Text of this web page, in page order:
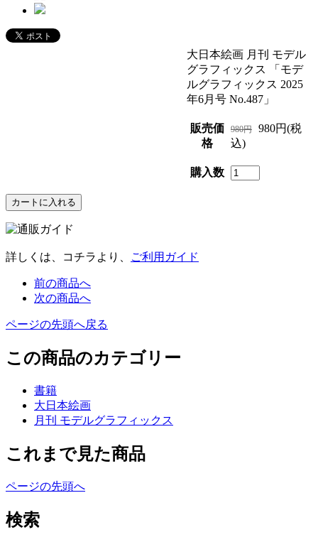
大日本絵画 月刊 モデル
グラフィックス 「モデ
ルグラフィックス 2025
年6月号 No.487」
販売価
格
980円
980円(税
込)
購入数
詳しくは、コチラより、 ご利用ガイド
前の商品へ
次の商品へ
ページの先頭へ戻る
この商品のカテゴリー
書籍
大日本絵画
月刊 モデルグラフィックス
これまで見た商品
ページの先頭へ
検索